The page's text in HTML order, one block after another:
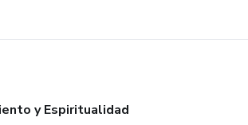
y Espiritualidad